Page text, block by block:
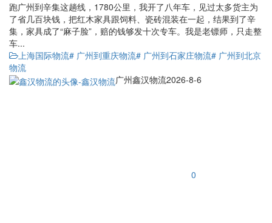
跑广州到辛集这趟线，1780公里，我开了八年车，见过太多货主为
了省几百块钱，把红木家具跟饲料、瓷砖混装在一起，结果到了辛
集，家具成了“麻子脸”，赔的钱够发十次专车。我是老镖师，只走整
车...
上海国际物流# 广州到重庆物流# 广州到石家庄物流# 广州到北京
物流
广州鑫汉物流2026-8-6
0